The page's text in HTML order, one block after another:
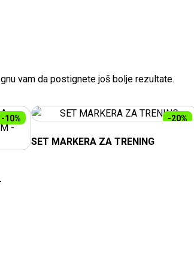
vam da postignete još bolje rezultate.
-10% -20%
SET MARKERA ZA TRENING